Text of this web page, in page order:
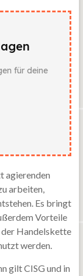
für deine
agierenden
arbeiten,
Es bringt
Vorteile
der Handelskette
werden.
gilt CISG und in